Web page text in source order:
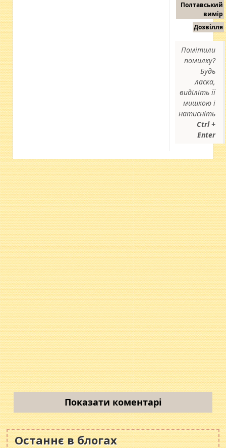
Полтавський
вимір
Дозвілля
Помітили
помилку?
Будь
ласка,
виділіть її
мишкою і
натисніть
Ctrl +
Enter
Показати коментарі
Останнє в блогах